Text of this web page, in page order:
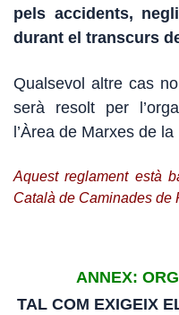
pels accidents,
durant el transcurs
Qualsevol altre cas
serà resolt per
l’Àrea de Marxes de
Aquest reglament està
Català de Caminades de
ANNEX:
TAL COM EXIGEIX